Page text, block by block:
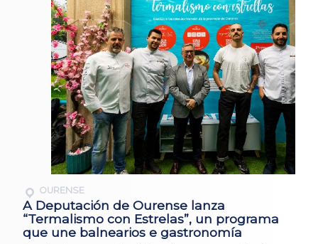
OURENSE
A Deputación de Ourense lanza
“Termalismo con Estrelas”, un programa
que une balnearios e gastronomía